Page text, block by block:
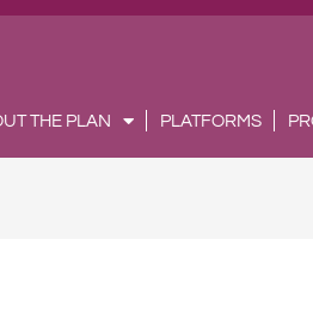
THE PLAN PLATFORMS